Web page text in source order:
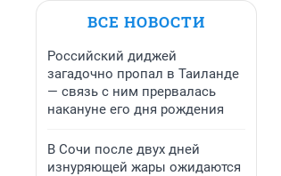
ВСЕ НОВОСТИ
Российский диджей
загадочно пропал в Таиланде
— связь с ним прервалась
накануне его дня рождения
В Сочи после двух дней
изнуряющей жары ожидаются